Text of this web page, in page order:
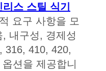
스 스틸 식기
요구 사항을 모
내구성, 경제성
316, 410, 420,
션을 제공합니